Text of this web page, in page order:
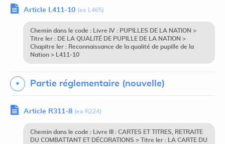
Article L411-10 (ex L465)
Chemin dans le code : Livre IV : PUPILLES DE LA NATION >
Titre Ier : DE LA QUALITÉ DE PUPILLE DE LA NATION >
Chapitre Ier : Reconnaissance de la qualité de pupille de la
Nation > L411-10
Partie réglementaire (nouvelle)
Article R311-8 (ex R224)
Chemin dans le code : Livre III : CARTES ET TITRES, RETRAITE
DU COMBATTANT ET DÉCORATIONS > Titre Ier : LA CARTE DU